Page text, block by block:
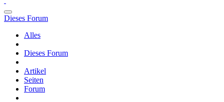
Dieses Forum
Alles
Dieses Forum
Artikel
Seiten
Forum